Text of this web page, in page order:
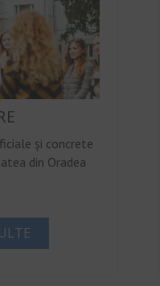
și concrete
din Oradea